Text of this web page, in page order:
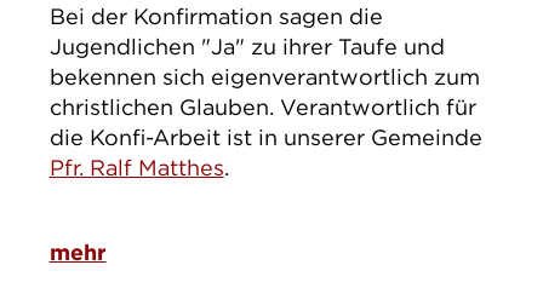
Bei der Konfirmation sagen die
Jugendlichen "Ja" zu ihrer Taufe und
bekennen sich eigenverantwortlich zum
christlichen Glauben. Verantwortlich für
die Konfi-Arbeit ist in unserer Gemeinde
Pfr. Ralf Matthes.
mehr